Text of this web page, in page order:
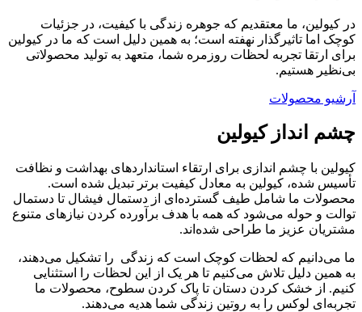
در کیولین، ما معتقدیم که جوهره زندگی با کیفیت، در جزئیات
کوچک اما تاثیرگذار نهفته است؛ به همین دلیل است که ما در کیولین
برای ارتقا تجربه لحظات روزمره شما، متعهد به تولید محصولاتی
بی‌نظیر هستیم.
آرشیو محصولات
چشم انداز کیولین
کیولین با چشم اندازی برای ارتقاء استانداردهای بهداشت و نظافت
تأسیس شده، کیولین به معادل کیفیت برتر تبدیل شده است.
محصولات ما شامل طیف گسترده‌ای از دستمال فیشال تا دستمال
توالت و حوله می‌شود که همه با هدف برآورده کردن نیازهای متنوع
مشتریان عزیز ما طراحی شده‌اند.
ما می‌دانیم که لحظات کوچک است که زندگی را تشکیل می‌دهند،
به همین دلیل تلاش می‌کنیم تا هر یک از این لحظات را استثنایی
کنیم. از خشک کردن دستان تا پاک کردن سطوح، محصولات ما
تجربه‌ای لوکس را به روتین زندگی شما هدیه می‌دهند.